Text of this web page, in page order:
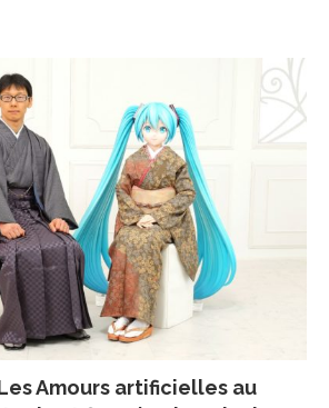
Amours artificielles au